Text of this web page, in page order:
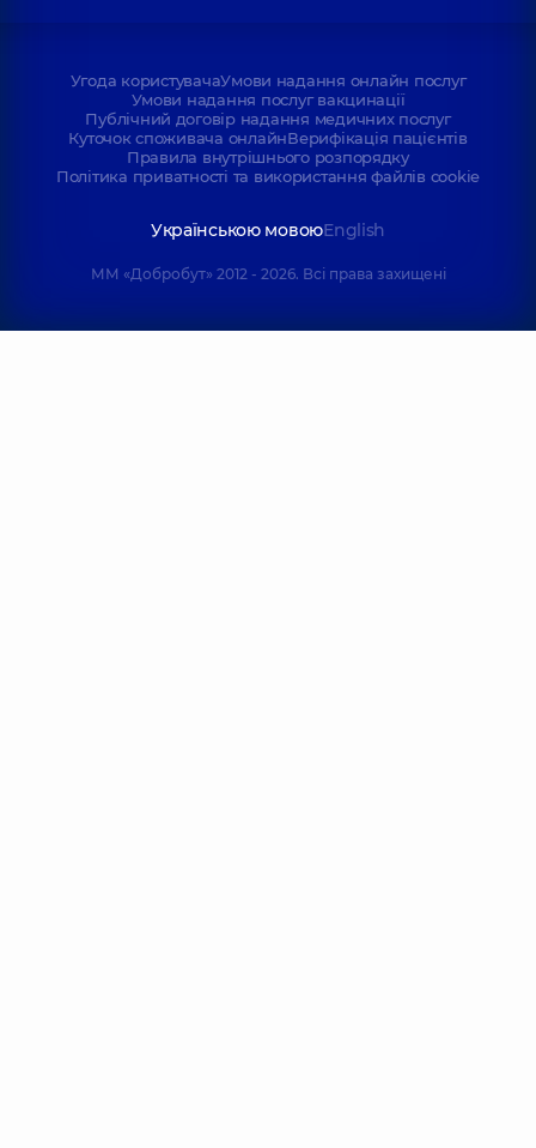
Угода користувачаУмови надання онлайн послуг
Умови надання послуг вакцинації
Публічний договір надання медичних послуг
Куточок споживача онлайнВерифікація пацієнтів
Правила внутрішнього розпорядку
Політика приватності та використання файлів cookie
Українською мовоюEnglish
ММ «Добробут» 2012 - 2026. Всі права захищені